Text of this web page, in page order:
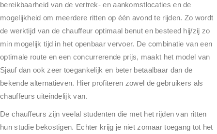
bereikbaarheid van de vertrek- en aankomstlocaties en de
mogelijkheid om meerdere ritten op één avond te rijden. Zo wordt
de werktijd van de chauffeur optimaal benut en besteed hij/zij zo
min mogelijk tijd in het openbaar vervoer. De combinatie van een
optimale route en een concurrerende prijs, maakt het model van
Sjauf dan ook zeer toegankelijk en beter betaalbaar dan de
bekende alternatieven. Hier profiteren zowel de gebruikers als
chauffeurs uiteindelijk van.
De chauffeurs zijn veelal studenten die met het rijden van ritten
hun studie bekostigen. Echter krijg je niet zomaar toegang tot het